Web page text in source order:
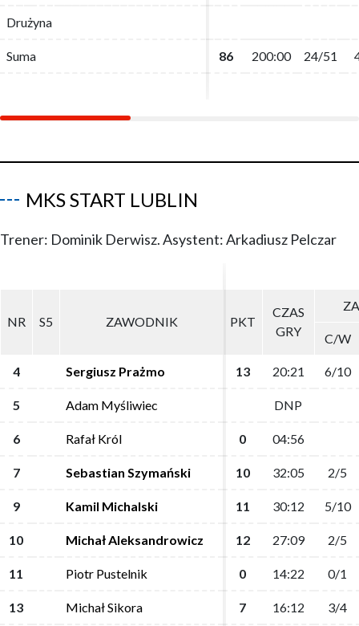
Drużyna
Suma 86 200:00 24/51
Drużyna
Suma 86 200:00 24/51
MKS START LUBLIN
Trener: Dominik Derwisz. Asystent: Arkadiusz Pelczar
NR S5 ZAWODNIK PKT
CZAS
GRY
C/W
4 Sergiusz Prażmo 13 20:21 6/10
5 Adam Myśliwiec DNP
6 Rafał Król 0 04:56
7 Sebastian Szymański 10 32:05 2/5
9 Kamil Michalski 11 30:12 5/10
10 Michał Aleksandrowicz 12 27:09 2/5
11 Piotr Pustelnik 0 14:22 0/1
13 Michał Sikora 7 16:12 3/4
NR S5 ZAWODNIK PKT
CZAS
GRY
C/W
4 Sergiusz Prażmo 13 20:21 6/10
5 Adam Myśliwiec DNP
6 Rafał Król 0 04:56
7 Sebastian Szymański 10 32:05 2/5
9 Kamil Michalski 11 30:12 5/10
10 Michał Aleksandrowicz 12 27:09 2/5
11 Piotr Pustelnik 0 14:22 0/1
13 Michał Sikora 7 16:12 3/4